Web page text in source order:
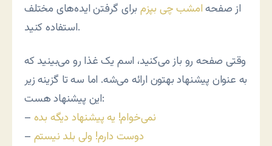
از صفحهامشب چی بپزم برای گرفتن ایده‌های مختلف
استفاده کنید.
وقتی صفحه رو باز می‌کنید، اسم یک غذا رو می‌بینید که
به عنوان پیشنهاد بهتون ارائه می‌شه. اما سه تا گزینه زیر
این پیشنهاد هست:
– نمی‌خوام! یه پیشنهاد دیگه بده
– دوست دارم! ولی بلد نیستم